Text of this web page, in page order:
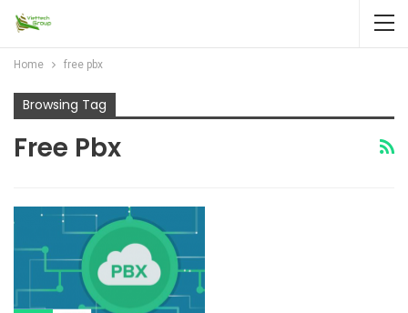
Home free pbx
Browsing Tag
Free Pbx